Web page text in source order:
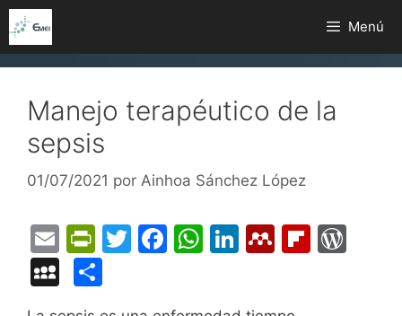
Saltar
al
contenido
Menú
Manejo terapéutico de la
sepsis
01/07/2021 por Ainhoa Sánchez López
E
m
ai
Pr
in
tF
T
F
W Li M Fl
M